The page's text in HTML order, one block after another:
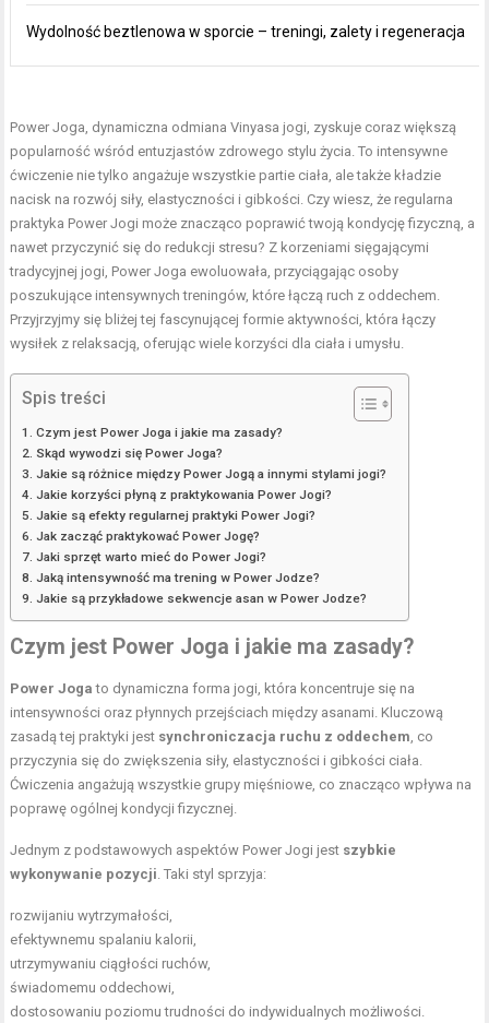
Wydolność beztlenowa w sporcie – treningi, zalety i regeneracja
Power Joga, dynamiczna odmiana Vinyasa jogi, zyskuje coraz większą
popularność wśród entuzjastów zdrowego stylu życia. To intensywne
ćwiczenie nie tylko angażuje wszystkie partie ciała, ale także kładzie
nacisk na rozwój siły, elastyczności i gibkości. Czy wiesz, że regularna
praktyka Power Jogi może znacząco poprawić twoją kondycję fizyczną, a
nawet przyczynić się do redukcji stresu? Z korzeniami sięgającymi
tradycyjnej jogi, Power Joga ewoluowała, przyciągając osoby
poszukujące intensywnych treningów, które łączą ruch z oddechem.
Przyjrzyjmy się bliżej tej fascynującej formie aktywności, która łączy
wysiłek z relaksacją, oferując wiele korzyści dla ciała i umysłu.
Spis treści
Czym jest Power Joga i jakie ma zasady?
Skąd wywodzi się Power Joga?
Jakie są różnice między Power Jogą a innymi stylami jogi?
Jakie korzyści płyną z praktykowania Power Jogi?
Jakie są efekty regularnej praktyki Power Jogi?
Jak zacząć praktykować Power Jogę?
Jaki sprzęt warto mieć do Power Jogi?
Jaką intensywność ma trening w Power Jodze?
Jakie są przykładowe sekwencje asan w Power Jodze?
Czym jest Power Joga i jakie ma zasady?
Power Joga to dynamiczna forma jogi, która koncentruje się na
intensywności oraz płynnych przejściach między asanami. Kluczową
zasadą tej praktyki jest synchroniczacja ruchu z oddechem , co
przyczynia się do zwiększenia siły, elastyczności i gibkości ciała.
Ćwiczenia angażują wszystkie grupy mięśniowe, co znacząco wpływa na
poprawę ogólnej kondycji fizycznej.
Jednym z podstawowych aspektów Power Jogi jest szybkie
wykonywanie pozycji . Taki styl sprzyja:
rozwijaniu wytrzymałości,
efektywnemu spalaniu kalorii,
utrzymywaniu ciągłości ruchów,
świadomemu oddechowi,
dostosowaniu poziomu trudności do indywidualnych możliwości.